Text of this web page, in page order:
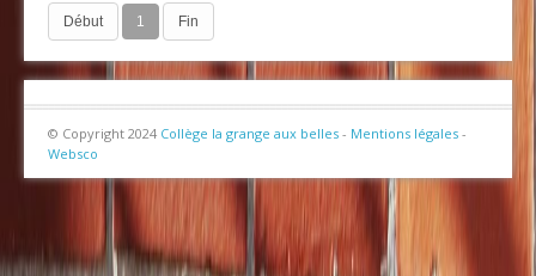
Début 1 Fin
© Copyright 2024 Collège la grange aux belles - Mentions légales -
Websco